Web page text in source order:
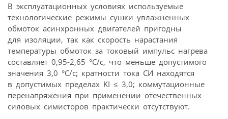
В эксплуатационных условиях используемые
технологические режимы сушки увлажненных
обмоток асинхронных двигателей пригодны
для изоляции, так как скорость нарастания
температуры обмоток за токовый импульс нагрева
составляет 0,95-2,65 °C/с, что меньше допустимого
значения 3,0 °C/с; кратности тока СИ находятся
в допустимых пределах KI ≤ 3,0; коммутационные
перенапряжения при применении отечественных
силовых симисторов практически отсутствуют.